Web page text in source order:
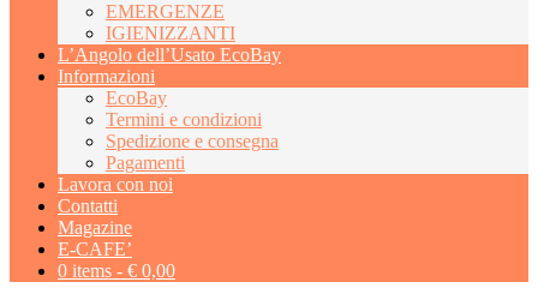
EMERGENZE
IGIENIZZANTI
L’Angolo dell’Usato EcoBay
Informazioni
EcoBay
Termini e condizioni
Spedizione e consegna
Pagamenti
Lavora con noi
Contatti
Magazine
E-CAFE’
0 items - € 0,00